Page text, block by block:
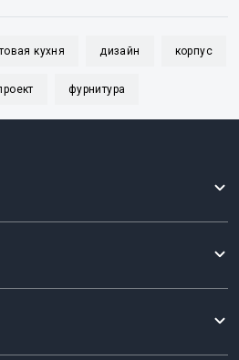
кухня дизайн корпус
фурнитура